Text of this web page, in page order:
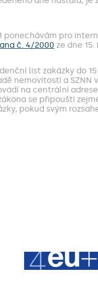
ponechávám pro
č. 4/2000 ze dne
list zakázky do
nemovitostí a SZNN
na centrální
se připouští
pokud svým